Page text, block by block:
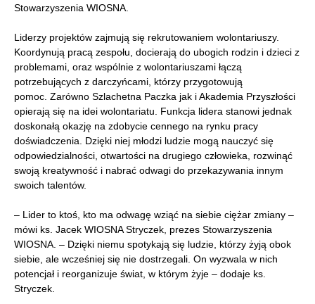
Stowarzyszenia WIOSNA.
Liderzy projektów zajmują się rekrutowaniem wolontariuszy.
Koordynują pracą zespołu, docierają do ubogich rodzin i dzieci z
problemami, oraz wspólnie z wolontariuszami łączą
potrzebujących z darczyńcami, którzy przygotowują
pomoc. Zarówno Szlachetna Paczka jak i Akademia Przyszłości
opierają się na idei wolontariatu. Funkcja lidera stanowi jednak
doskonałą okazję na zdobycie cennego na rynku pracy
doświadczenia. Dzięki niej młodzi ludzie mogą nauczyć się
odpowiedzialności, otwartości na drugiego człowieka, rozwinąć
swoją kreatywność i nabrać odwagi do przekazywania innym
swoich talentów.
– Lider to ktoś, kto ma odwagę wziąć na siebie ciężar zmiany –
mówi ks. Jacek WIOSNA Stryczek, prezes Stowarzyszenia
WIOSNA. – Dzięki niemu spotykają się ludzie, którzy żyją obok
siebie, ale wcześniej się nie dostrzegali. On wyzwala w nich
potencjał i reorganizuje świat, w którym żyje – dodaje ks.
Stryczek.